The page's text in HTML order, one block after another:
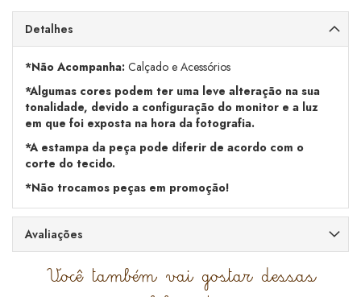
Detalhes
*Não Acompanha: Calçado e Acessórios
*Algumas cores podem ter uma leve alteração na sua
tonalidade, devido a configuração do monitor e a luz
em que foi exposta na hora da fotografia.
*A estampa da peça pode diferir de acordo com o
corte do tecido.
*Não trocamos peças em promoção!
Avaliações
Você também vai gostar dessas